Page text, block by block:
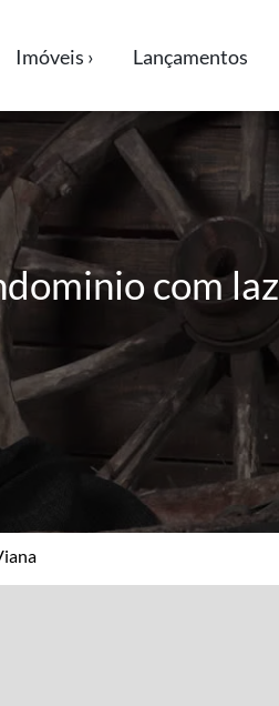
Imóveis › Lançamentos
com